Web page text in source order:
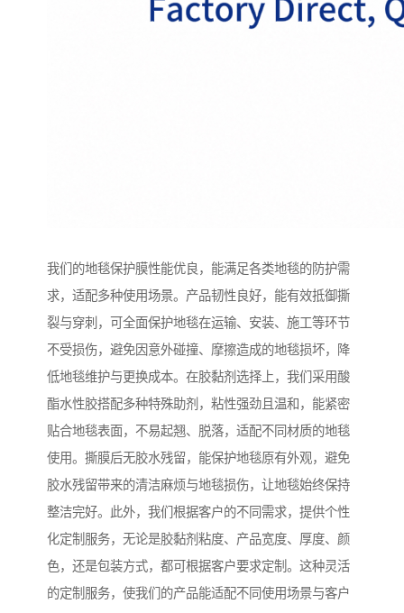
我们的地毯保护膜性能优良，能满足各类地毯的防护需
求，适配多种使用场景。产品韧性良好，能有效抵御撕
裂与穿刺，可全面保护地毯在运输、安装、施工等环节
不受损伤，避免因意外碰撞、摩擦造成的地毯损坏，降
低地毯维护与更换成本。在胶黏剂选择上，我们采用酸
酯水性胶搭配多种特殊助剂，粘性强劲且温和，能紧密
贴合地毯表面，不易起翘、脱落，适配不同材质的地毯
使用。撕膜后无胶水残留，能保护地毯原有外观，避免
胶水残留带来的清洁麻烦与地毯损伤，让地毯始终保持
整洁完好。此外，我们根据客户的不同需求，提供个性
化定制服务，无论是胶黏剂粘度、产品宽度、厚度、颜
色，还是包装方式，都可根据客户要求定制。这种灵活
的定制服务，使我们的产品能适配不同使用场景与客户